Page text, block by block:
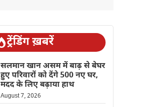
ट्रेंडिंग ख़बरें
सलमान खान असम में बाढ़ से बेघर
हुए परिवारों को देंगे 500 नए घर,
मदद के लिए बढ़ाया हाथ
August 7, 2026